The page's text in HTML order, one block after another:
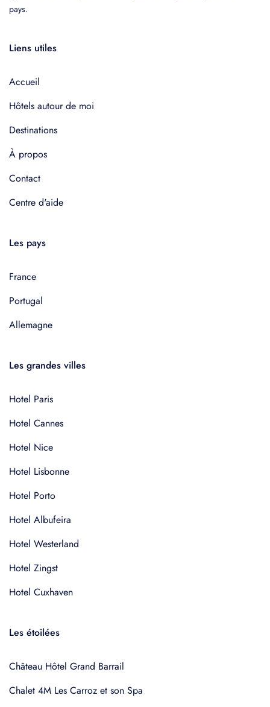
pays.
Liens utiles
Accueil
Hôtels autour de moi
Destinations
À propos
Contact
Centre d'aide
Les pays
France
Portugal
Allemagne
Les grandes villes
Hotel Paris
Hotel Cannes
Hotel Nice
Hotel Lisbonne
Hotel Porto
Hotel Albufeira
Hotel Westerland
Hotel Zingst
Hotel Cuxhaven
Les étoilées
Château Hôtel Grand Barrail
Chalet 4M Les Carroz et son Spa